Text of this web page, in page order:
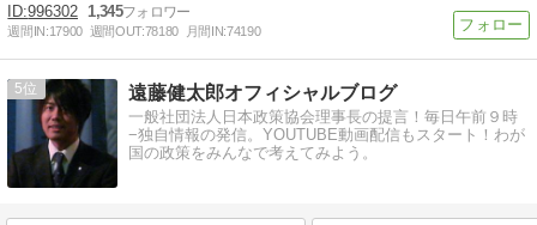
996302 1,345
週間IN:17900 週間OUT:78180 月間IN:74190
5 遠藤健太郎オフィシャルブログ
一般社団法人日本政策協会理事長の提言！毎日午前９時
−独自情報の発信。YOUTUBE動画配信もスタート！わが
国の政策をみんなで考えてみよう。